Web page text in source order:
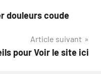
douleurs coude
Article suivant
pour Voir le site ici